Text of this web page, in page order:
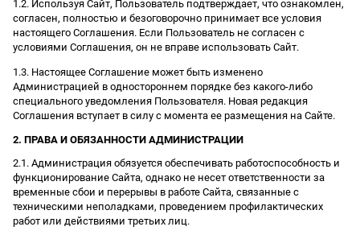
1.2. Используя Сайт, Пользователь подтверждает, что ознакомлен,
согласен, полностью и безоговорочно принимает все условия
настоящего Соглашения. Если Пользователь не согласен с
условиями Соглашения, он не вправе использовать Сайт.
1.3. Настоящее Соглашение может быть изменено
Администрацией в одностороннем порядке без какого-либо
специального уведомления Пользователя. Новая редакция
Соглашения вступает в силу с момента ее размещения на Сайте.
2. ПРАВА И ОБЯЗАННОСТИ АДМИНИСТРАЦИИ
2.1. Администрация обязуется обеспечивать работоспособность и
функционирование Сайта, однако не несет ответственности за
временные сбои и перерывы в работе Сайта, связанные с
техническими неполадками, проведением профилактических
работ или действиями третьих лиц.